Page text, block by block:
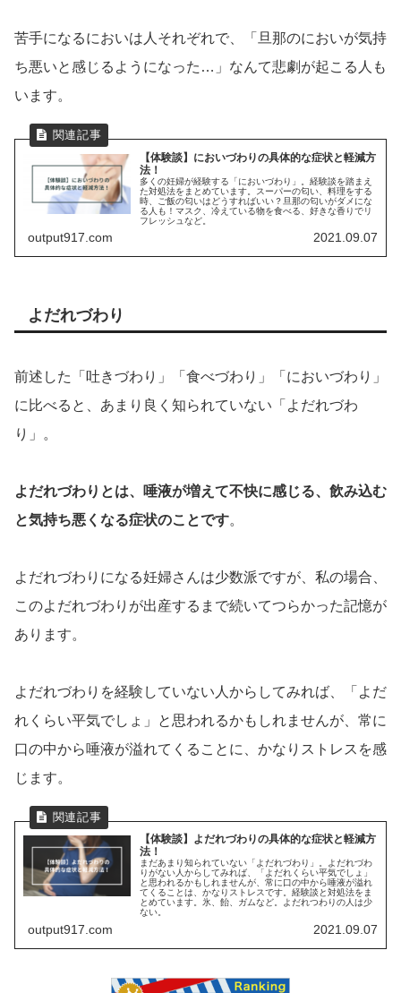
苦手になるにおいは人それぞれで
「旦那のにおいが気持
ち悪いと感じるようになった…」なんて悲劇が起こる人も
います。
【体験談】においづわりの具体的な症状と軽減方
法！
多くの妊婦が経験する「においづわり」。経験談を踏まえ
た対処法をまとめています。スーパーの匂い、料理をする
時、ご飯の匂いはどうすればいい？旦那の匂いがダメにな
る人も！マスク、冷えている物を食べる、好きな香りでリ
フレッシュなど。
output917.com 2021.09.07
よだれづわり
前述した「吐きづわり」「食べづわり」「においづわり」
に比べると、あまり良く知られていない「よだれづわ
り」
。
よだれづわりとは、唾液が増えて不快に感じる、飲み込む
と気持ち悪くなる症状のことです。
よだれづわりになる妊婦さんは少数派ですが、私の場合、
このよだれづわりが出産するまで続いてつらかった記憶が
あります。
よだれづわりを経験していない人からしてみれば、「よだ
れくらい平気でしょ」と思われるかもしれませんが、常に
口の中から唾液が溢れてくることに、かなりストレスを感
じます。
【体験談】よだれづわりの具体的な症状と軽減方
法！
まだあまり知られていない「よだれづわり」。よだれづわ
りがない人からしてみれば、「よだれくらい平気でしょ」
と思われるかもしれませんが、常に口の中から唾液が溢れ
てくることは、かなりストレスです。経験談と対処法をま
とめています。氷、飴、ガムなど。よだれつわりの人は少
ない。
output917.com 2021.09.07